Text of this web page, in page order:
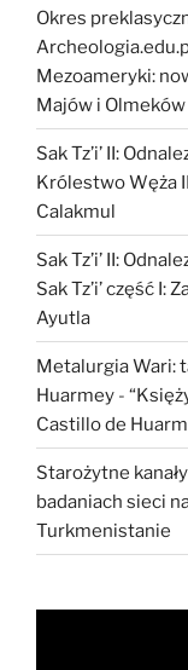
w
Tell
el-
Retaba”
Okres
Mezoameryki:
Majów i Olmeków
Sak Tz’i’ II:
Królestwo Węża
Calakmul
Sak Tz’i’ II:
Sak Tz’i’ część I:
Ayutla
Metalurgia Wari:
Huarmey -
Castillo de
Starożytne
badaniach sieci
Turkmenistanie